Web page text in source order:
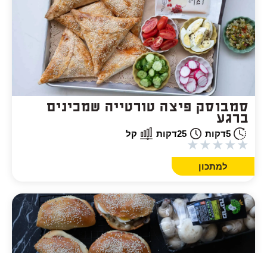
סמבוסק פיצה טורטייה שמכינים
ברגע
5דקות 25דקות קל
★
★
★
★
★
למתכון